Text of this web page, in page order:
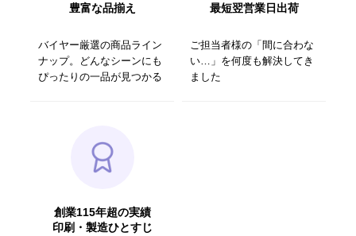
豊富な品揃え
バイヤー厳選の商品ライン
ナップ。どんなシーンにも
ぴったりの一品が見つかる
最短翌営業日出荷
ご担当者様の「間に合わな
い…」を何度も解決してき
ました
創業115年超の実績
印刷・製造ひとすじ